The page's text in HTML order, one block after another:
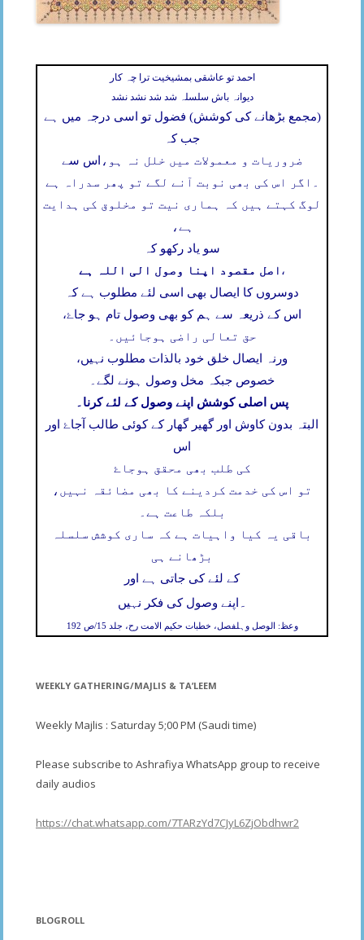
احمد تو عاشقی بمشیخیت ترا چہ کار
دیوانہ باش سلسلہ شد شد نشد نشد
(مجمع بڑھانے کی کوشش) فضول تو اسی درجہ میں ہے
جب کہ
اس سے ضروریات و معمولات میں خلل نہ ہو،
اگر اس کی بھی نوبت آنے لگے تو پھر سدراہ ہے
لوگ کہتے ہیں کہ ہماری نیت تو مخلوق کی ہدایت
ہے،
سو یاد رکھو کہ
اصل مقصود اپنا وصول الی اللہ ہے ،
دوسروں کا ایصال بھی اسی لئے مطلوب ہے کہ
اس کے ذریعہ سے ہم کو بھی وصول تام ہو جاۓ،
حق تعالی راضی ہوجائیں۔
ورنہ ایصال خلق خود بالذات مطلوب نہیں،
خصوص جبکہ مخل وصول ہونے لگے۔
پس اصلی کوشش اپنے وصول کے لئے کرنا۔
البتہ بدون کاوش اور گھیر گھار کے کوئی طالب آجاۓ اور
اس
کی طلب بھی محقق ہوجاۓ
تو اس کی خدمت کردینے کا بھی مضائقہ نہیں،
بلکہ طاعت ہے۔
باقی یہ کیا واہیات ہے کہ ساری کوشش سلسلہ
بڑھانے ہی
کے لئے کی جاتی ہے اور
اپنے وصول کی فکر نہیں ۔
وعظ: الوصل وہلفصل، خطبات حکیم الامت رح، جلد 15/ص 192
WEEKLY GATHERING/MAJLIS & TA’LEEM
Weekly Majlis : Saturday 5;00 PM (Saudi time)
Please subscribe to Ashrafiya WhatsApp group to receive
daily audios
https://chat.whatsapp.com/7TARzYd7CJyL6ZjObdhwr2
BLOGROLL